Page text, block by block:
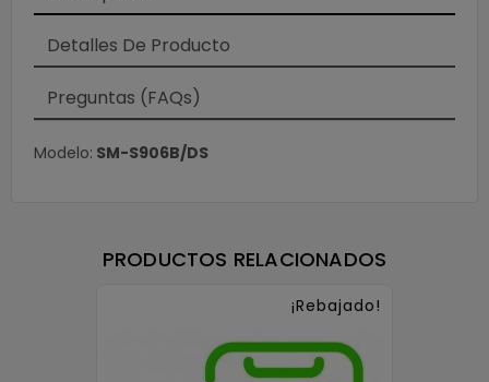
Detalles De Producto
Preguntas (FAQs)
Modelo: SM-S906B/DS
PRODUCTOS RELACIONADOS
¡Rebajado!